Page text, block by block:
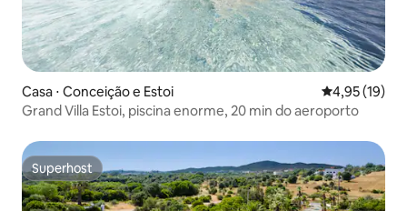
Casa ⋅ Conceição e Estoi 4,95 de uma
4,95 (19)
Grand Villa Estoi, piscina enorme, 20 min do aeroporto
Superhost
Superhost